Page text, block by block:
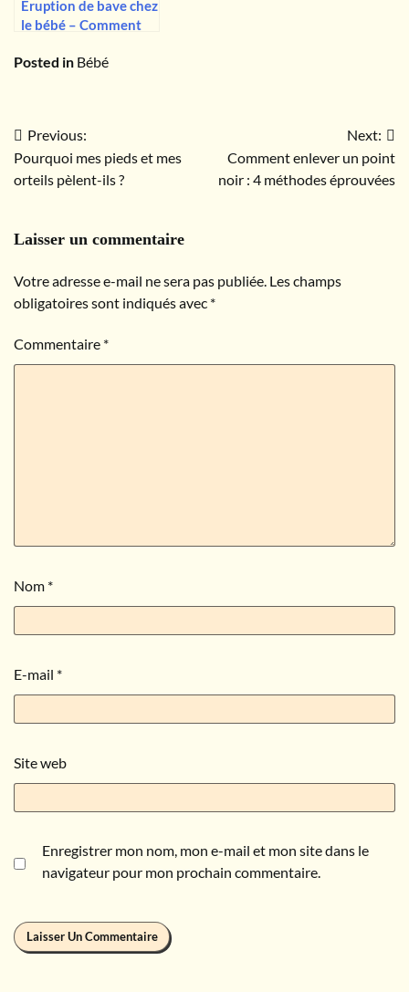
Éruption de bave chez
le bébé – Comment
?
Posted in Bébé
Navigation
de
Previous:
Pourquoi mes pieds et mes
orteils pèlent-ils ?
Next:
Comment enlever un point
noir : 4 méthodes éprouvées
Laisser un commentaire
Votre adresse e-mail ne sera pas publiée. Les champs
obligatoires sont indiqués avec *
Commentaire *
Nom *
E-mail *
Site web
Enregistrer mon nom, mon e-mail et mon site dans le
navigateur pour mon prochain commentaire.